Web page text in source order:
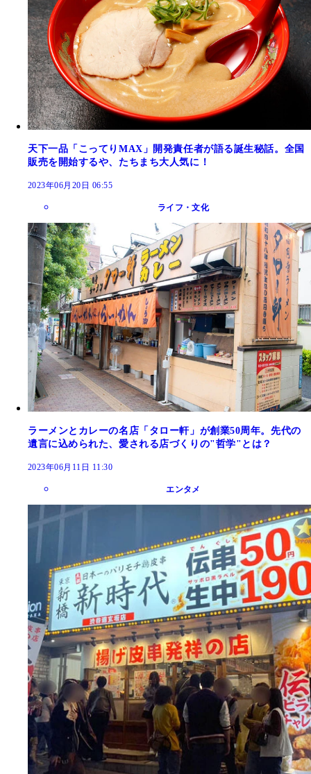
天下一品「こってりMAX」開発責任者が語る誕生秘話。全国
販売を開始するや、たちまち大人気に！
2023年06月20日 06:55
ライフ・文化
ラーメンとカレーの名店「タロー軒」が創業50周年。先代の
遺言に込められた、愛される店づくりの"哲学"とは？
2023年06月11日 11:30
エンタメ